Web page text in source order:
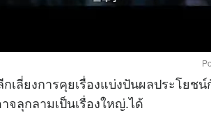
เลี่ยงการคุยเรื่องแบ่งปันผลประโยช
ลุกลามเป็นเรื่องใหญ่.ได้